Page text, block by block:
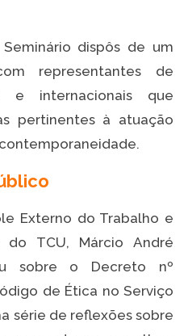
dispôs de um
representantes de
e internacionais que
pertinentes à atuação
Externo do Trabalho e
do TCU, Márcio André
sobre o Decreto nº
de Ética no Serviço
série de reflexões sobre